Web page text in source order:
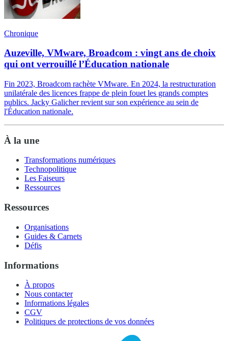
Chronique
Auzeville, VMware, Broadcom : vingt ans de choix
qui ont verrouillé l’Éducation nationale
Fin 2023, Broadcom rachète VMware. En 2024, la restructuration
unilatérale des licences frappe de plein fouet les grands comptes
publics. Jacky Galicher revient sur son expérience au sein de
l'Éducation nationale.
À la une
Transformations numériques
Technopolitique
Les Faiseurs
Ressources
Ressources
Organisations
Guides & Carnets
Défis
Informations
À propos
Nous contacter
Informations légales
CGV
Politiques de protections de vos données